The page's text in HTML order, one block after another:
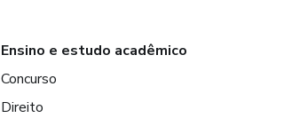
Ensino e estudo acadêmico
Concurso
Direito